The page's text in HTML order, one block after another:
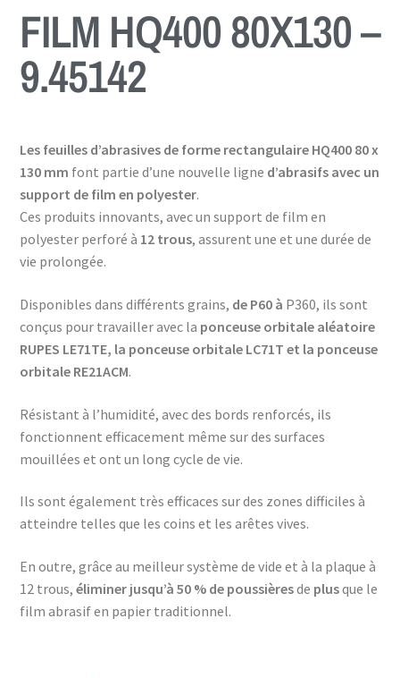
FILM HQ400 80X130 –
9.45142
Les feuilles d’abrasives de forme rectangulaire HQ400 80 x
130 mm font partie d’une nouvelle ligne d’abrasifs avec un
support de film en polyester.
Ces produits innovants, avec un support de film en
polyester perforé à 12 trous, assurent une et une durée de
vie prolongée.
Disponibles dans différents grains, de P60 à P360, ils sont
conçus pour travailler avec la ponceuse orbitale aléatoire
RUPES LE71TE, la ponceuse orbitale LC71T et la ponceuse
orbitale RE21ACM.
Résistant à l’humidité, avec des bords renforcés, ils
fonctionnent efficacement même sur des surfaces
mouillées et ont un long cycle de vie.
Ils sont également très efficaces sur des zones difficiles à
atteindre telles que les coins et les arêtes vives.
En outre, grâce au meilleur système de vide et à la plaque à
12 trous, éliminer jusqu’à 50 % de poussièresde plusque le
film abrasif en papier traditionnel.